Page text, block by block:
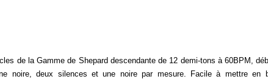
de la Gamme de Shepard descendante de 12 demi-tons à 60BPM,
noire, deux silences et une noire par mesure. Facile à mettre en